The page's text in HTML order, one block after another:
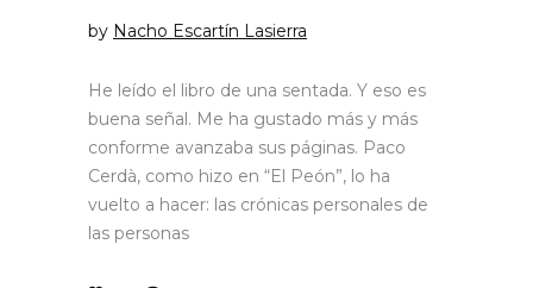
by Nacho Escartín Lasierra
He leído el libro de una sentada. Y eso es
buena señal. Me ha gustado más y más
conforme avanzaba sus páginas. Paco
Cerdà, como hizo en “El Peón”, lo ha
vuelto a hacer: las crónicas personales de
las personas